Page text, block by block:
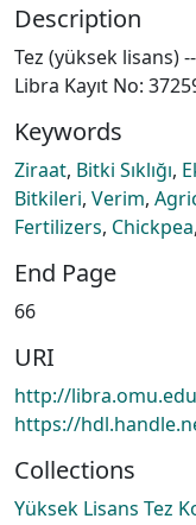
Description
Tez (yüksek lisans)
Libra Kayıt No:
Keywords
Ziraat, Bitki Sıklığı,
Bitkileri, Verim,
Fertilizers, Chickpea,
End Page
66
URI
http://
https://
Collections
Yüksek Lisans Tez